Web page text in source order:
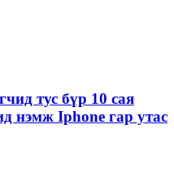
тус бүр 10 сая
нэмж Iphone гар утас